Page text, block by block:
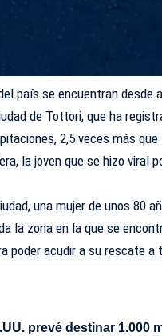
país se encuentran desde
de Tottori, que ha
2,5 veces más
la joven que se hizo viral
una mujer de unos 80
la zona en la que se
poder acudir a su rescate a
prevé destinar 1.000